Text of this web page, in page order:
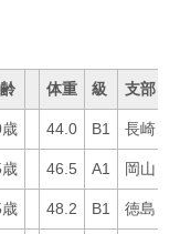
体重 級 支部
44.0 B1 長崎
46.5 A1 岡山
48.2 B1 徳島